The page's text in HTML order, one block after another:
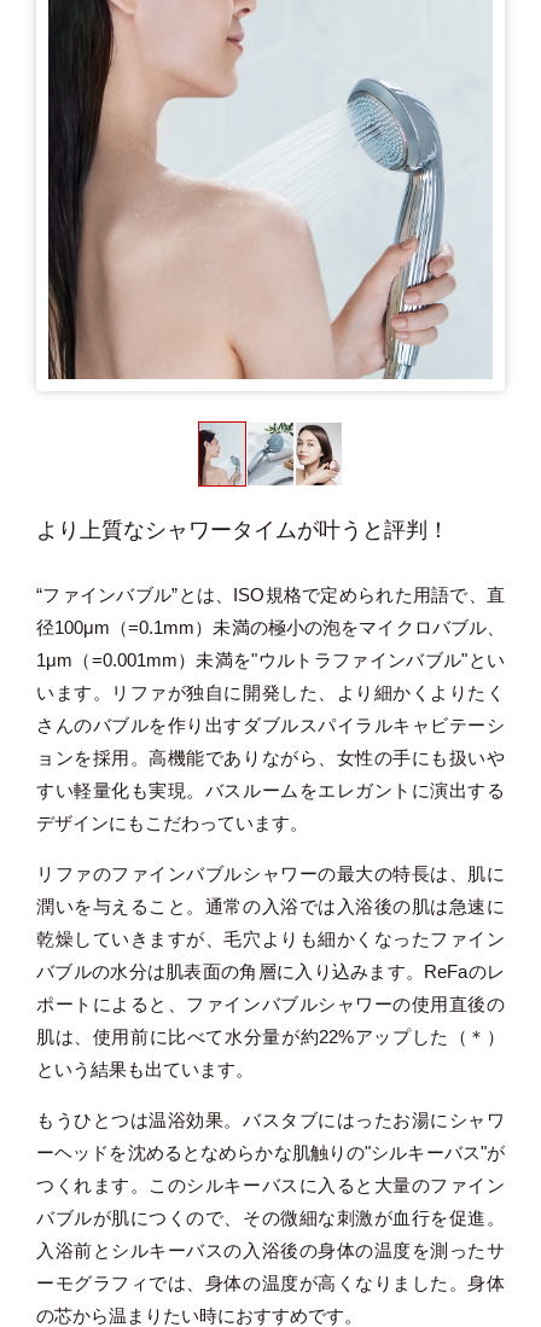
より上質なシャワータイムが叶うと評判！
“ファインバブル”とは、ISO規格で定められた用語で、直
径100μm（=0.1mm）未満の極小の泡をマイクロバブル、
1μm（=0.001mm）未満を"ウルトラファインバブル"とい
います。リファが独自に開発した、より細かくよりたく
さんのバブルを作り出すダブルスパイラルキャビテーシ
ョンを採用。高機能でありながら、女性の手にも扱いや
すい軽量化も実現。バスルームをエレガントに演出する
デザインにもこだわっています。
リファのファインバブルシャワーの最大の特長は、肌に
潤いを与えること。通常の入浴では入浴後の肌は急速に
乾燥していきますが、毛穴よりも細かくなったファイン
バブルの水分は肌表面の角層に入り込みます。ReFaのレ
ポートによると、ファインバブルシャワーの使用直後の
肌は、使用前に比べて水分量が約22%アップした（＊）
という結果も出ています。
もうひとつは温浴効果。バスタブにはったお湯にシャワ
ーヘッドを沈めるとなめらかな肌触りの"シルキーバス"が
つくれます。このシルキーバスに入ると大量のファイン
バブルが肌につくので、その微細な刺激が血行を促進。
入浴前とシルキーバスの入浴後の身体の温度を測ったサ
ーモグラフィでは、身体の温度が高くなりました。身体
の芯から温まりたい時におすすめです。